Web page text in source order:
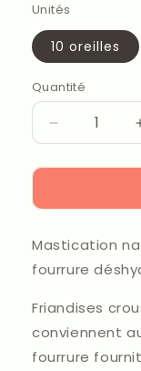
Unités
10 oreilles
Quantité
Quantité
Réduire
la
quantité
Oreilles
lapin
avec
Mastication
fourrure
Friandises
conviennent
fourrure